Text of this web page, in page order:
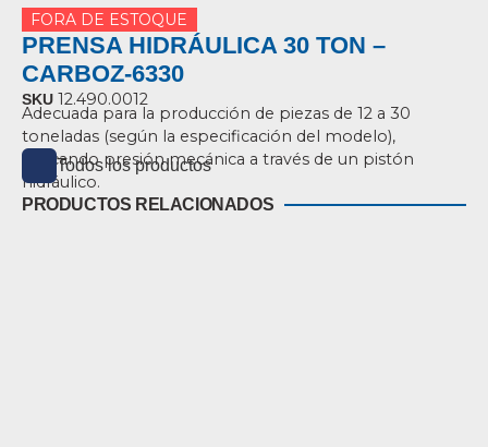
FORA DE ESTOQUE
PRENSA HIDRÁULICA 30 TON –
CARBOZ-6330
SKU 12.490.0012
Adecuada para la producción de piezas de 12 a 30
toneladas (según la especificación del modelo),
aplicando presión mecánica a través de un pistón
hidráulico.
Todos los productos
PRODUCTOS RELACIONADOS